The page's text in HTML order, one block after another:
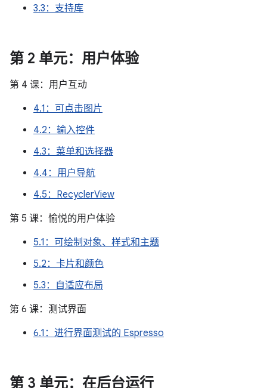
3.3：支持库
第 2 单元：用户体验
第 4 课：用户互动
4.1：可点击图片
4.2：输入控件
4.3：菜单和选择器
4.4：用户导航
4.5：RecyclerView
第 5 课：愉悦的用户体验
5.1：可绘制对象、样式和主题
5.2：卡片和颜色
5.3：自适应布局
第 6 课：测试界面
6.1：进行界面测试的 Espresso
第 3 单元：在后台运行